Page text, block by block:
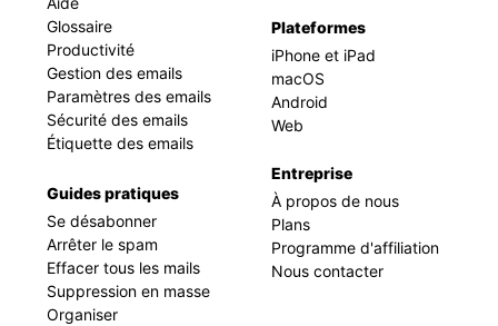
Glossaire
Productivité
Gestion des emails
Paramètres des emails
Sécurité des emails
Étiquette des emails
Guides pratiques
Se désabonner
Arrêter le spam
Effacer tous les mails
Suppression en masse
Organiser
Plateformes
iPhone et iPad
macOS
Android
Web
Entreprise
À propos de nous
Plans
Programme d'affiliation
Nous contacter